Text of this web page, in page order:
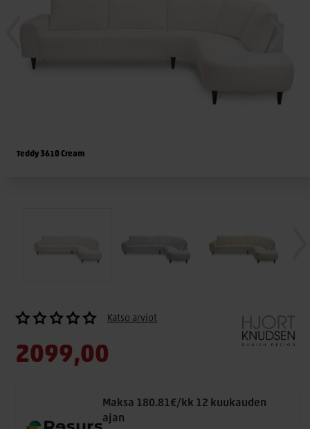
Teddy 3610 Cream
Katso arviot
2099,00
Maksa 180.81€/kk 12 kuukauden
ajan